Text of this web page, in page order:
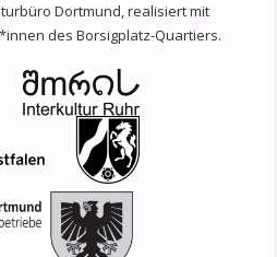
Dortmund, realisiert mit
des Borsigplatz-Quartiers.